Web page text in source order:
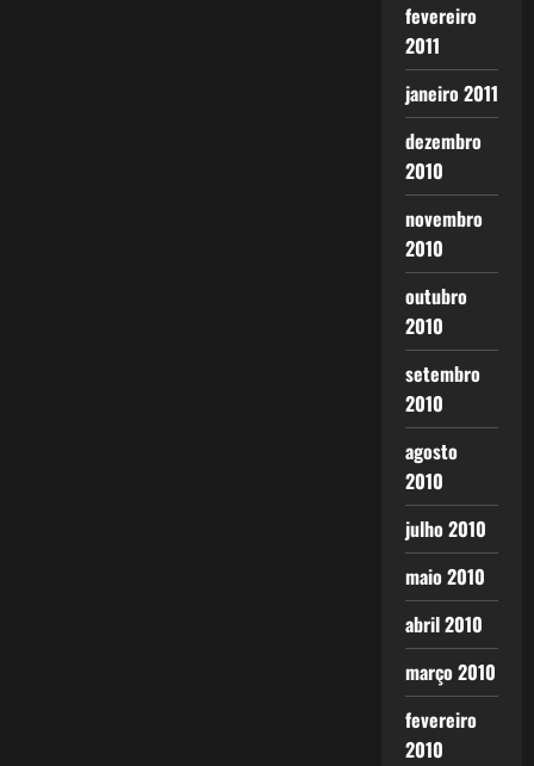
fevereiro
2011
janeiro 2011
dezembro
2010
novembro
2010
outubro
2010
setembro
2010
agosto
2010
julho 2010
maio 2010
abril 2010
março 2010
fevereiro
2010